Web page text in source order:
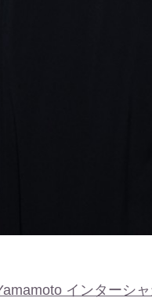
インターシ